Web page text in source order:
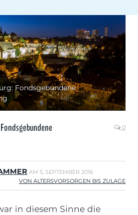
Fondsgebundene
0
AM 5. SEPTEMBER 2016
VON ALTERSVORSORGEN BIS ZULAGE
in diesem Sinne die